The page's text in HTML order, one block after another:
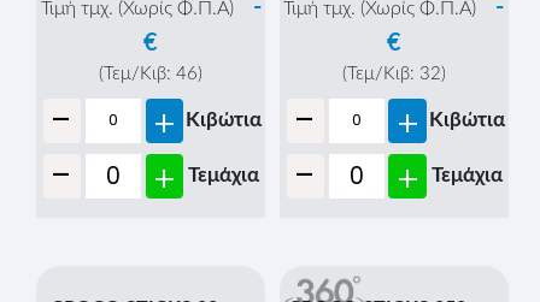
- + Τεμάχια
CROCO STICKS 40gr. -
(ΑΛΜΥΡΑ)
CROCO STICKS 80gr. -
(ΑΛΜΥΡΑ)
(Τεμ/Κιβ: